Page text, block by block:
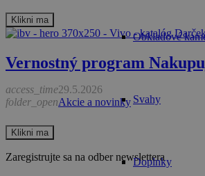
Obkladové
Svahy
Doplnky
Klikni ma
Vernostný program
access_time29.5.2026
folder_openAkcie a novinky
Klikni ma
Zaregistrujte sa na odber newslettera